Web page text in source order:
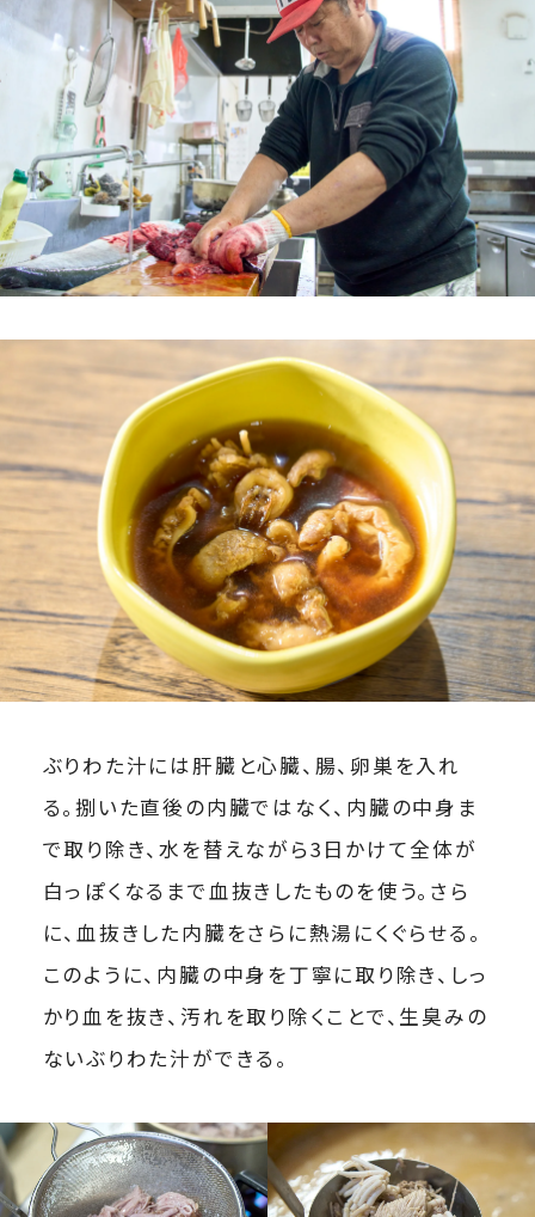
ぶりわた汁には肝臓と心臓、腸、卵巣を入れ
る。捌いた直後の内臓ではなく、内臓の中身ま
で取り除き、水を替えながら3日かけて全体が
白っぽくなるまで血抜きしたものを使う。さら
に、血抜きした内臓をさらに熱湯にくぐらせる。
このように、内臓の中身を丁寧に取り除き、しっ
かり血を抜き、汚れを取り除くことで、生臭みの
ないぶりわた汁ができる。